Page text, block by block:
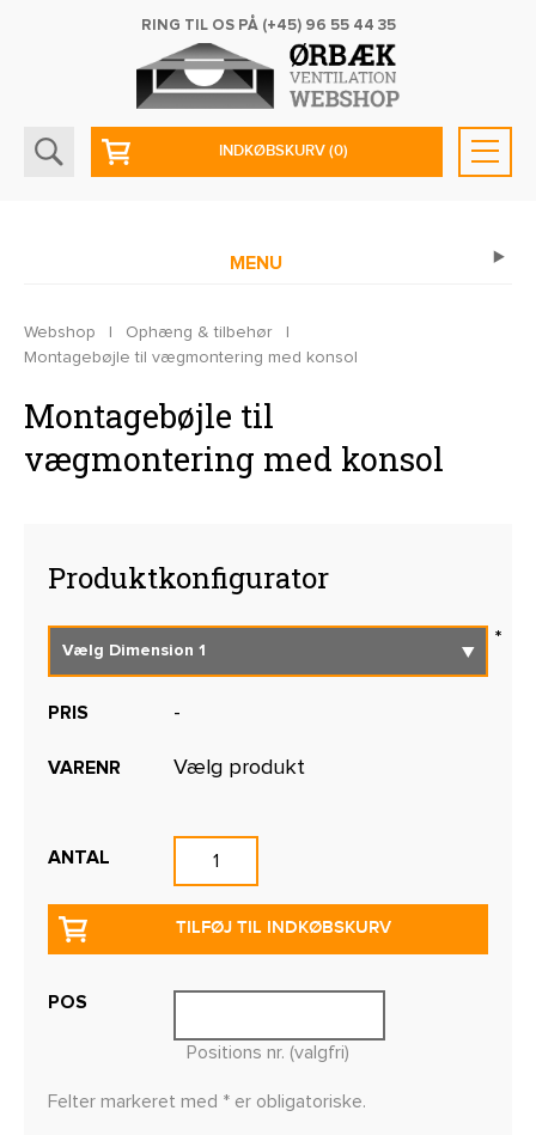
RING TIL OS PÅ (+45) 96 55 44 35
INDKØBSKURV(0)
MENU
Webshop | Ophæng & tilbehør
|
Montagebøjle til vægmontering med konsol
Montagebøjle til
vægmontering med konsol
Produktkonfigurator
PRIS -
VARENR Vælg produkt
ANTAL
TILFØJ TIL INDKØBSKURV
POS
Positions nr. (valgfri)
Felter markeret med * er obligatoriske.